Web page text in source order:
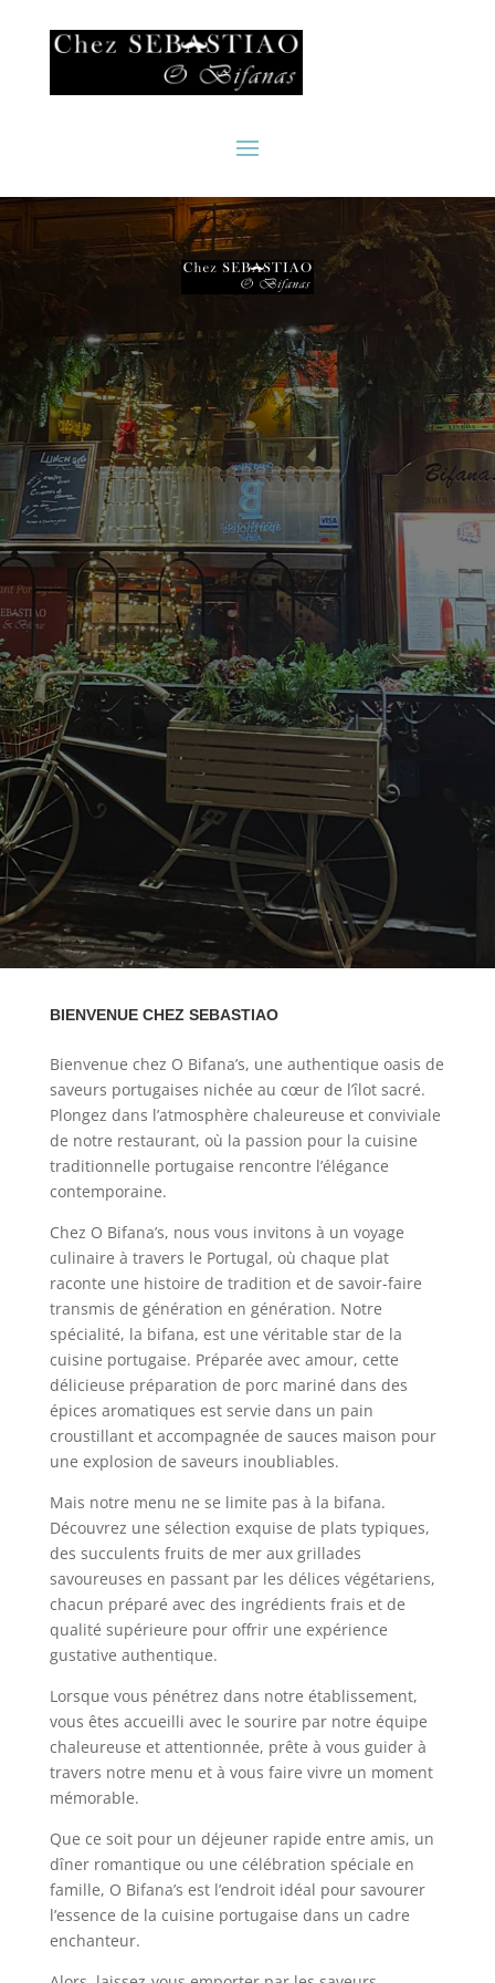
BIENVENUE CHEZ SEBASTIAO
Bienvenue chez O Bifana’s, une authentique oasis de
saveurs portugaises nichée au cœur de l’îlot sacré.
Plongez dans l’atmosphère chaleureuse et conviviale
de notre restaurant, où la passion pour la cuisine
traditionnelle portugaise rencontre l’élégance
contemporaine.
Chez O Bifana’s, nous vous invitons à un voyage
culinaire à travers le Portugal, où chaque plat
raconte une histoire de tradition et de savoir-faire
transmis de génération en génération. Notre
spécialité, la bifana, est une véritable star de la
cuisine portugaise. Préparée avec amour, cette
délicieuse préparation de porc mariné dans des
épices aromatiques est servie dans un pain
croustillant et accompagnée de sauces maison pour
une explosion de saveurs inoubliables.
Mais notre menu ne se limite pas à la bifana.
Découvrez une sélection exquise de plats typiques,
des succulents fruits de mer aux grillades
savoureuses en passant par les délices végétariens,
chacun préparé avec des ingrédients frais et de
qualité supérieure pour offrir une expérience
gustative authentique.
Lorsque vous pénétrez dans notre établissement,
vous êtes accueilli avec le sourire par notre équipe
chaleureuse et attentionnée, prête à vous guider à
travers notre menu et à vous faire vivre un moment
mémorable.
Que ce soit pour un déjeuner rapide entre amis, un
dîner romantique ou une célébration spéciale en
famille, O Bifana’s est l’endroit idéal pour savourer
l’essence de la cuisine portugaise dans un cadre
enchanteur.